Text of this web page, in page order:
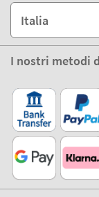
Italia
I nostri metodi